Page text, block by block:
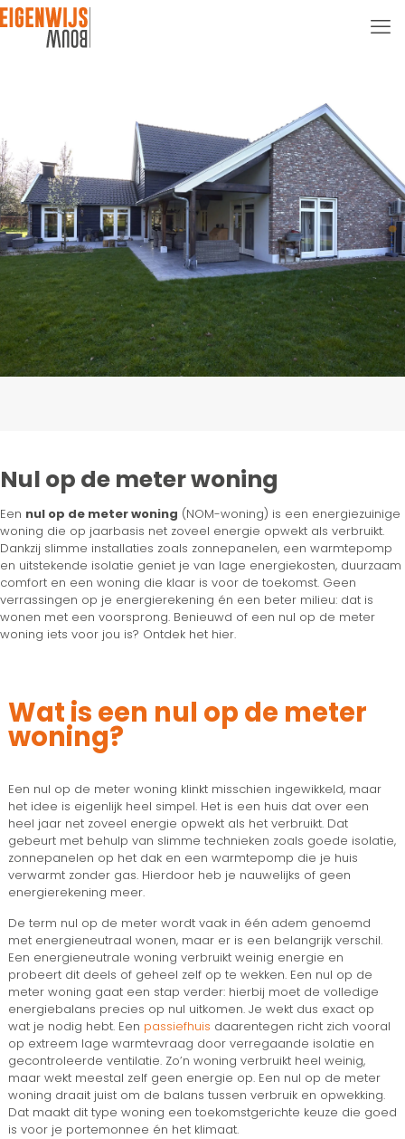
Nul op de meter woning
Een nul op de meter woning (NOM-woning) is een energiezuinige
woning die op jaarbasis net zoveel energie opwekt als verbruikt.
Dankzij slimme installaties zoals zonnepanelen, een warmtepomp
en uitstekende isolatie geniet je van lage energiekosten, duurzaam
comfort en een woning die klaar is voor de toekomst. Geen
verrassingen op je energierekening én een beter milieu: dat is
wonen met een voorsprong. Benieuwd of een nul op de meter
woning iets voor jou is? Ontdek het hier.
Wat is een nul op de meter
woning?
Een nul op de meter woning klinkt misschien ingewikkeld, maar
het idee is eigenlijk heel simpel. Het is een huis dat over een
heel jaar net zoveel energie opwekt als het verbruikt. Dat
gebeurt met behulp van slimme technieken zoals goede isolatie,
zonnepanelen op het dak en een warmtepomp die je huis
verwarmt zonder gas. Hierdoor heb je nauwelijks of geen
energierekening meer.
De term nul op de meter wordt vaak in één adem genoemd
met energieneutraal wonen, maar er is een belangrijk verschil.
Een energieneutrale woning verbruikt weinig energie en
probeert dit deels of geheel zelf op te wekken. Een nul op de
meter woning gaat een stap verder: hierbij moet de volledige
energiebalans precies op nul uitkomen. Je wekt dus exact op
wat je nodig hebt. Een passiefhuis daarentegen richt zich vooral
op extreem lage warmtevraag door verregaande isolatie en
gecontroleerde ventilatie. Zo’n woning verbruikt heel weinig,
maar wekt meestal zelf geen energie op. Een nul op de meter
woning draait juist om de balans tussen verbruik en opwekking.
Dat maakt dit type woning een toekomstgerichte keuze die goed
is voor je portemonnee én het klimaat.